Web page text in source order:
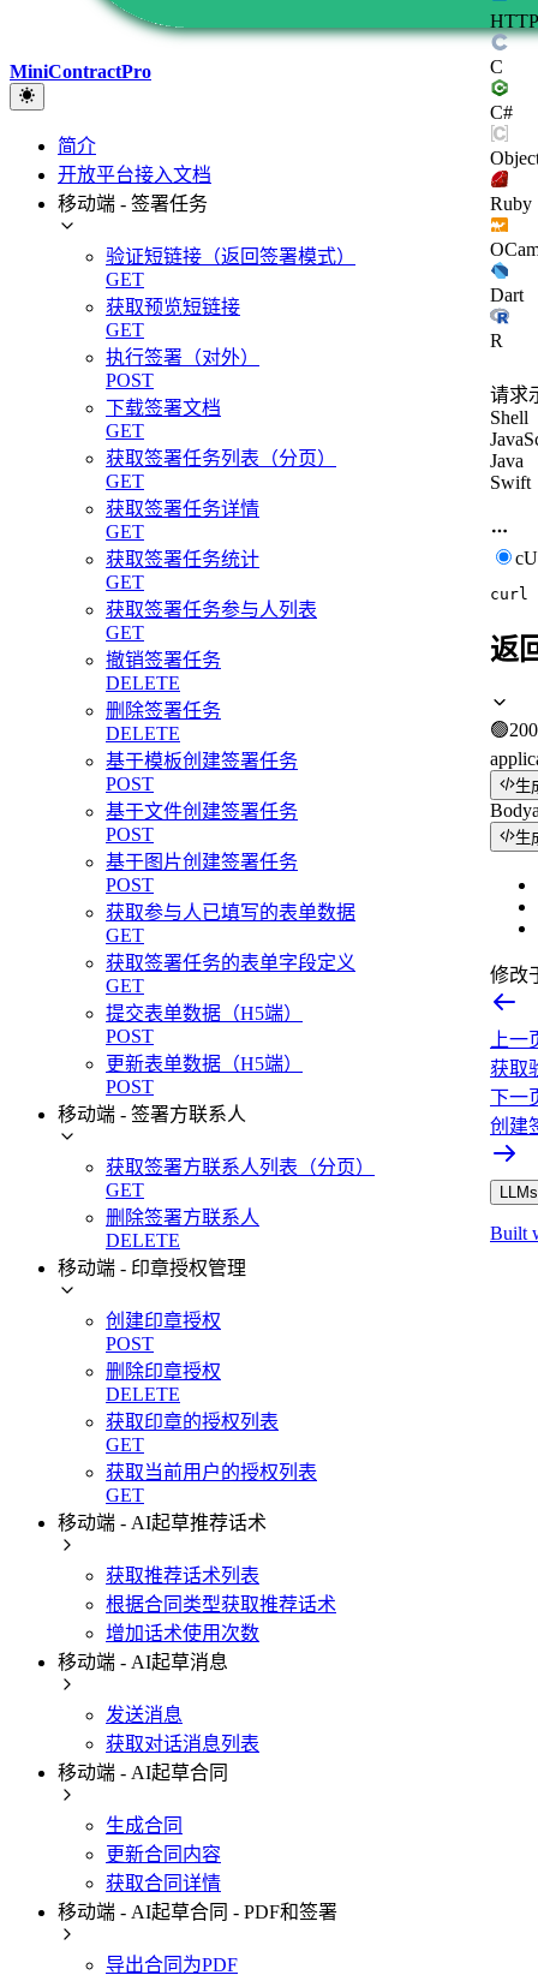
MiniContractPro
简介
开放平台接入文档
移动端 - 签署任务
验证短链接（返回签署模式）
GET
获取预览短链接
GET
执行签署（对外）
POST
下载签署文档
GET
获取签署任务列表（分页）
GET
获取签署任务详情
GET
获取签署任务统计
GET
获取签署任务参与人列表
GET
撤销签署任务
DELETE
删除签署任务
DELETE
基于模板创建签署任务
POST
基于文件创建签署任务
POST
基于图片创建签署任务
POST
获取参与人已填写的表单数据
GET
获取签署任务的表单字段定义
GET
提交表单数据（H5端）
POST
更新表单数据（H5端）
POST
移动端 - 签署方联系人
获取签署方联系人列表（分页）
GET
删除签署方联系人
DELETE
移动端 - 印章授权管理
创建印章授权
POST
删除印章授权
DELETE
获取印章的授权列表
GET
获取当前用户的授权列表
GET
移动端 - AI起草推荐话术
获取推荐话术列表
根据合同类型获取推荐话术
增加话术使用次数
移动端 - AI起草消息
发送消息
获取对话消息列表
移动端 - AI起草合同
生成合同
更新合同内容
获取合同详情
移动端 - AI起草合同 - PDF和签署
导出合同为PDF
HTTP
C
C#
Ruby
Dart
R
请求
Shell
Java
Swift
curl
返
🟢200
生
Body
生
修改
上一
获取
下一
创建
Built